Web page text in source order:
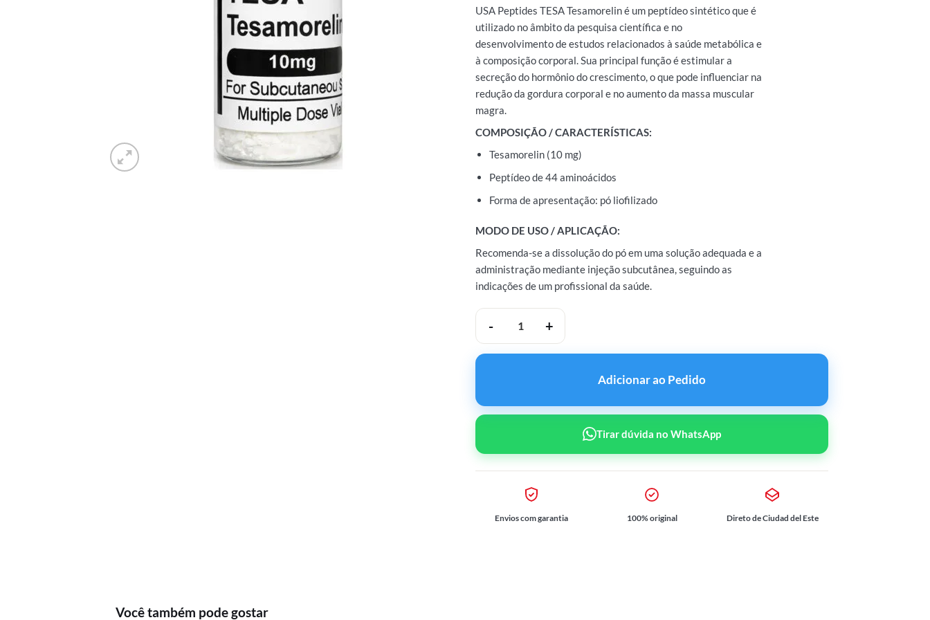
USA Peptides TESA Tesamorelin é um peptídeo sintético que é
utilizado no âmbito da pesquisa científica e no
desenvolvimento de estudos relacionados à saúde metabólica e
à composição corporal. Sua principal função é estimular a
secreção do hormônio do crescimento, o que pode influenciar na
redução da gordura corporal e no aumento da massa muscular
magra.
COMPOSIÇÃO / CARACTERÍSTICAS:
Tesamorelin (10 mg)
Peptídeo de 44 aminoácidos
Forma de apresentação: pó liofilizado
MODO DE USO / APLICAÇÃO:
Recomenda-se a dissolução do pó em uma solução adequada e a
administração mediante injeção subcutânea, seguindo as
indicações de um profissional da saúde.
USA Peptides TESA Tesamorelin 10mg quantidade
Adicionar ao Pedido
Tirar dúvida no WhatsApp
Envios com garantia 100% original Direto de Ciudad del Este
Você também pode gostar